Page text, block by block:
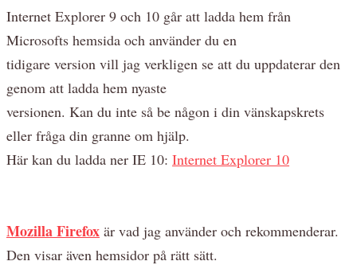
Internet Explorer 9 och 10 går att ladda hem från
Microsofts hemsida och använder du en
tidigare version vill jag verkligen se att du uppdaterar den
genom att ladda hem nyaste
versionen. Kan du inte så be någon i din vänskapskrets
eller fråga din granne om hjälp.
Här kan du ladda ner IE 10: Internet Explorer 10
Mozilla Firefox är vad jag använder och rekommenderar.
Den visar även hemsidor på rätt sätt.